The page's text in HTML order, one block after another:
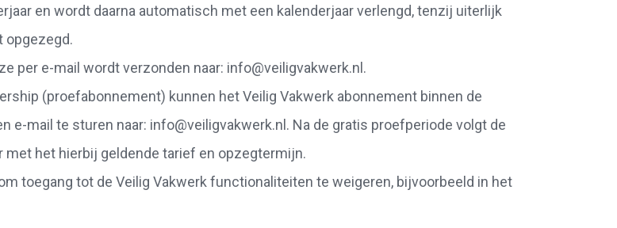
en wordt daarna automatisch met een kalenderjaar verlengd, tenzij uiterlijk
opgezegd.
per e-mail wordt verzonden naar: info@veiligvakwerk.nl.
(proefabonnement) kunnen het Veilig Vakwerk abonnement binnen de
e-mail te sturen naar: info@veiligvakwerk.nl. Na de gratis proefperiode volgt de
het hierbij geldende tarief en opzegtermijn.
toegang tot de Veilig Vakwerk functionaliteiten te weigeren, bijvoorbeeld in het